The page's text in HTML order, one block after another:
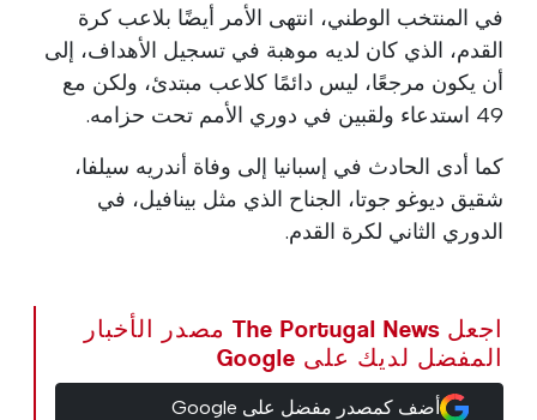
في المنتخب الوطني، انتهى الأمر أيضًا بلاعب كرة
القدم، الذي كان لديه موهبة في تسجيل الأهداف، إلى
أن يكون مرجعًا، ليس دائمًا كلاعب مبتدئ، ولكن مع
49 استدعاء ولقبين في دوري الأمم تحت حزامه.
كما أدى الحادث في إسبانيا إلى وفاة أندريه سيلفا،
شقيق ديوغو جوتا، الجناح الذي مثل بينافيل، في
الدوري الثاني لكرة القدم.
اجعل The Portugal News مصدر الأخبار
المفضل لديك على Google
أضف كمصدر مفضل على Google